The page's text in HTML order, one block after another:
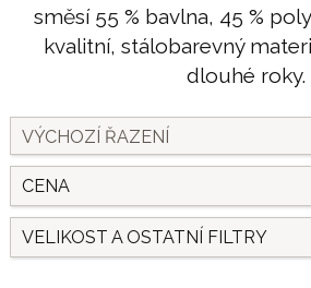
směsí 55 % bavlna, 45 %
kvalitní, stálobarevný
dlouhé roky.
VÝCHOZÍ ŘAZENÍ
CENA
VELIKOST A OSTATNÍ FILTRY